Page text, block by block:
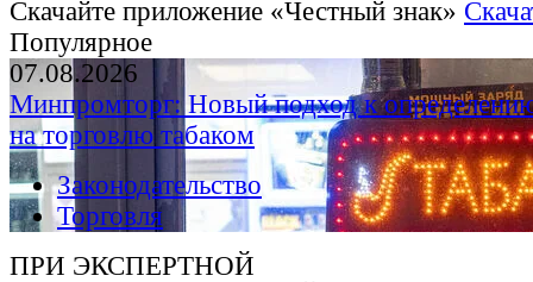
Скачайте приложение «Честный знак»
Популярное
07.08.2026
Минпромторг: Новый подход к
на торговлю табаком
Законодательство
Торговля
ПРИ ЭКСПЕРТНОЙ